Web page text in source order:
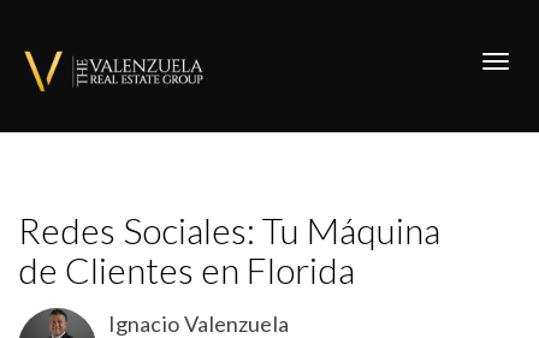
Redes Sociales: Tu Máquina
de Clientes en Florida
Ignacio Valenzuela